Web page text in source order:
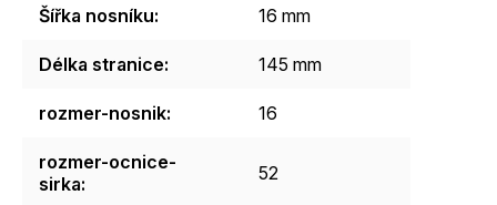
Šířka nosníku: 16 mm
Délka stranice: 145 mm
rozmer-nosnik: 16
rozmer-ocnice-
sirka: 52